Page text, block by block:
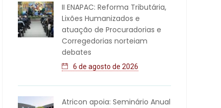
II ENAPAC: Reforma Tributária,
Lixões Humanizados e
atuação de Procuradorias e
Corregedorias norteiam
debates
6 de agosto de 2026
Atricon apoia: Seminário Anual